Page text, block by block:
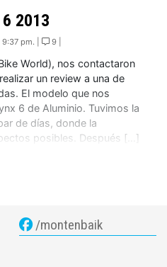
2013
pm. | 9 |
World), nos contactaron
un review a una de
El modelo que nos
6 de Aluminio. Tuvimos la
de días, donde la
posibles. Después […]
/montenbaik